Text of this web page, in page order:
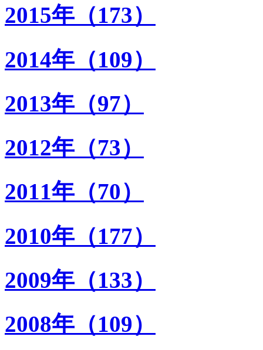
2015年（173）
2014年（109）
2013年（97）
2012年（73）
2011年（70）
2010年（177）
2009年（133）
2008年（109）